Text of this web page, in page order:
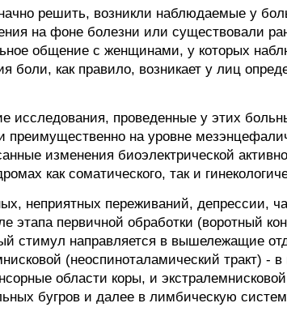
решить, возникли наблюдаемые у
на фоне болезни или существовали
общение с женщинами, у которых
боли, как правило, возникает у лиц
исследования, проведенные у этих
преимущественно на уровне
изменения биоэлектрической
как соматического, так и
неприятных переживаний, депрессии,
первичной обработки (воротный
стимул направляется в вышележащие
(неоспиноталамический тракт) -
области коры, и
бугров и далее в лимбическую